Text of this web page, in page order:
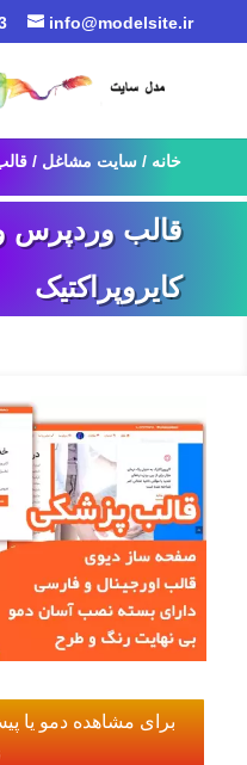
info@modelsite.ir
خانه / سایت مشاغل /
قالب وردپرس
کایروپراکتیک
برای مشاهده دمو یا